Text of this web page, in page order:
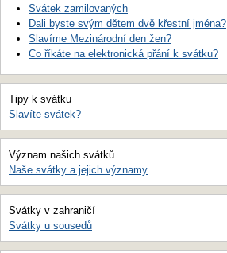
Svátek zamilovaných
Dali byste svým dětem dvě křestní jména?
Slavíme Mezinárodní den žen?
Co říkáte na elektronická přání k svátku?
Tipy k svátku
Slavíte svátek?
Význam našich svátků
Naše svátky a jejich významy
Svátky v zahraničí
Svátky u sousedů